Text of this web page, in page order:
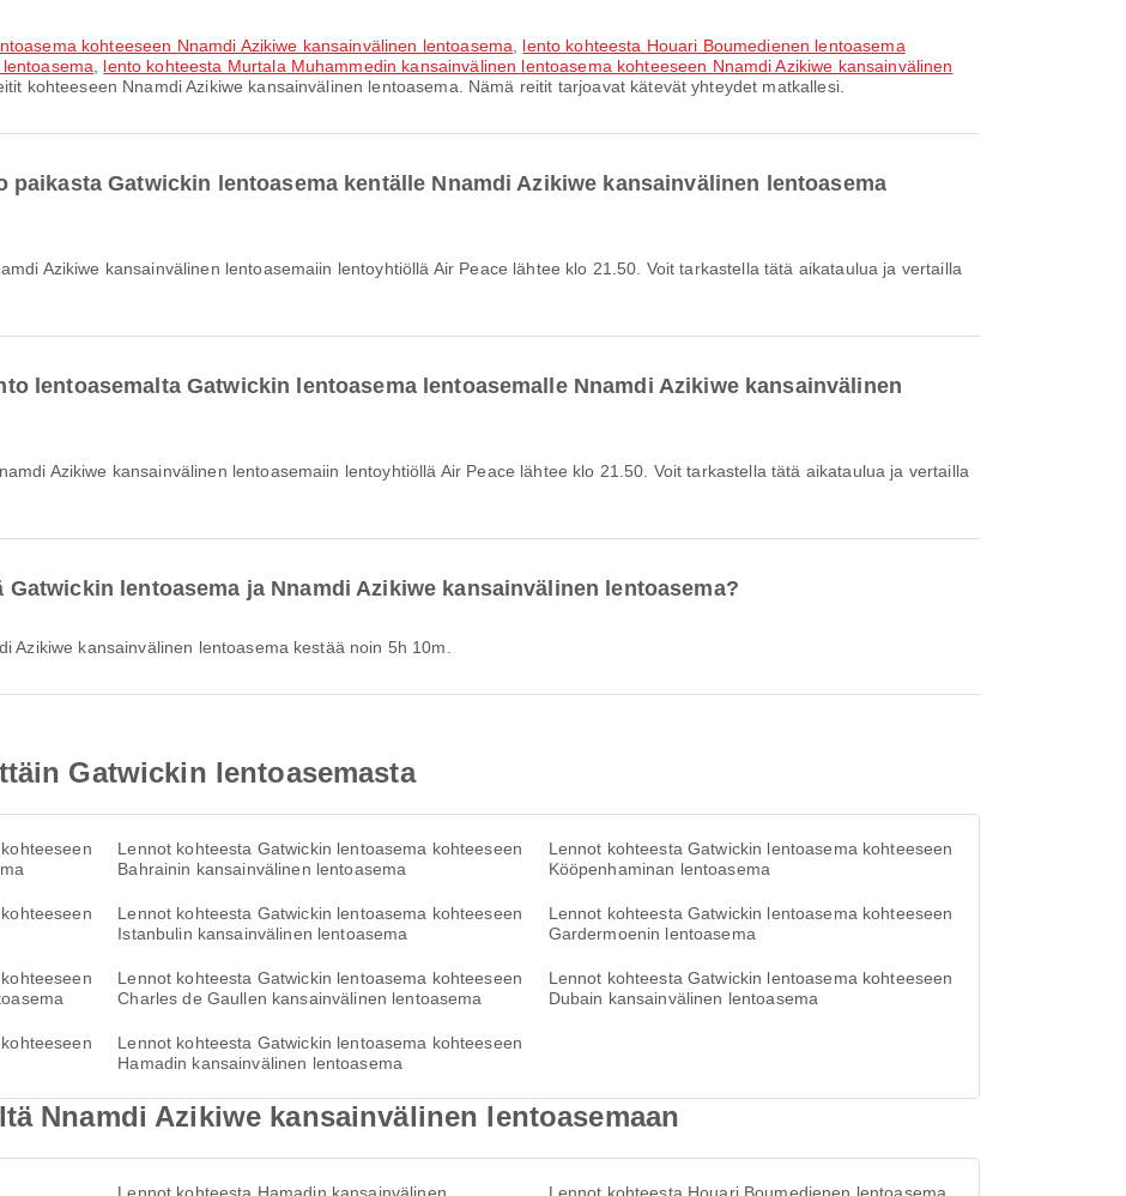
kohteeseen Nnamdi Azikiwe kansainvälinen lentoasema
lento kohteesta Houari Boumedienen lentoasema
lento kohteesta Murtala Muhammedin kansainvälinen lentoasema kohteeseen Nnamdi Azikiwe kansainvälinen
kohteeseen Nnamdi Azikiwe kansainvälinen lentoasema. Nämä reitit tarjoavat kätevät yhteydet matkallesi.
paikasta Gatwickin lentoasema kentälle Nnamdi Azikiwe kansainvälinen lentoasema
lentoasemalta Gatwickin lentoasema lentoasemalle Nnamdi Azikiwe kansainvälinen
lentoasema ja Nnamdi Azikiwe kansainvälinen lentoasema?
Azikiwe kansainvälinen lentoasema kestää noin 5h 10m.
Gatwickin lentoasemasta
Lennot kohteesta Gatwickin lentoasema kohteeseen
Bahrainin kansainvälinen lentoasema
Lennot kohteesta Gatwickin lentoasema kohteeseen
Kööpenhaminan lentoasema
Lennot kohteesta Gatwickin lentoasema kohteeseen
Istanbulin kansainvälinen lentoasema
Lennot kohteesta Gatwickin lentoasema kohteeseen
Gardermoenin lentoasema
Lennot kohteesta Gatwickin lentoasema kohteeseen
Charles de Gaullen kansainvälinen lentoasema
Lennot kohteesta Gatwickin lentoasema kohteeseen
Dubain kansainvälinen lentoasema
Lennot kohteesta Gatwickin lentoasema kohteeseen
Hamadin kansainvälinen lentoasema
Nnamdi Azikiwe kansainvälinen lentoasemaan